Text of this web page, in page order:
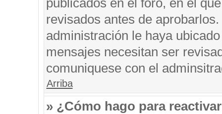
publicados en el foro, en el
revisados antes de
administración le haya
mensajes necesitan ser
comuniquese con el
Arriba
» ¿Cómo hago para